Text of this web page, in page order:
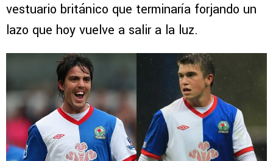
vestuario británico que terminaría forjando un
lazo que hoy vuelve a salir a la luz.